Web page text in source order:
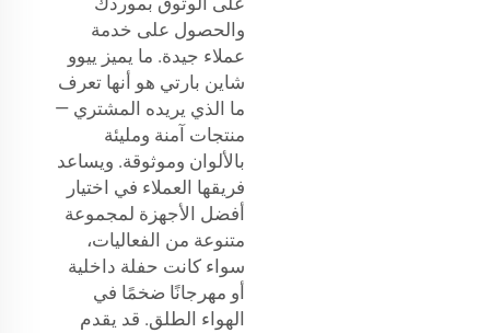
والحصول على خدمة
عملاء جيدة. ما يميز ييوو
شاين بارتي هو أنها تعرف
ما الذي يريده المشتري —
منتجات آمنة ومليئة
بالألوان وموثوقة. ويساعد
فريقها العملاء في اختيار
أفضل الأجهزة لمجموعة
متنوعة من الفعاليات،
سواء كانت حفلة داخلية
أو مهرجانًا ضخمًا في
الهواء الطلق. قد يقدم